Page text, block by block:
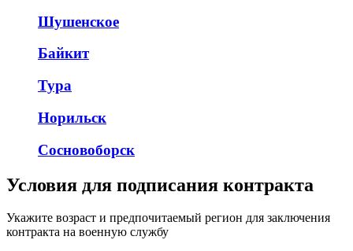
Шушенское
Байкит
Тура
Норильск
Сосновоборск
Условия для подписания контракта
Укажите возраст и предпочитаемый регион для заключения
контракта на военную службу